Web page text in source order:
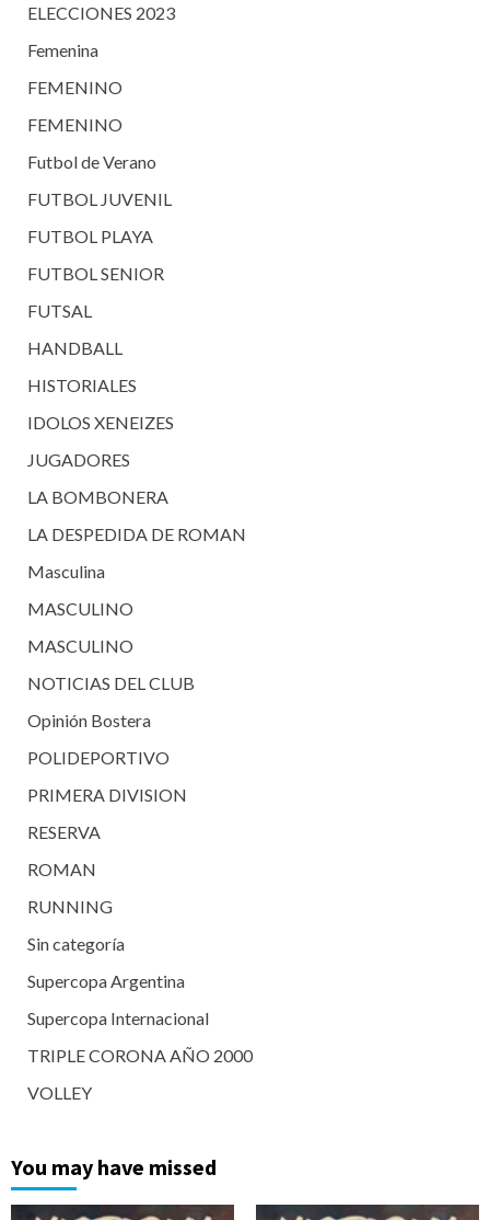
ELECCIONES 2023
Femenina
FEMENINO
FEMENINO
Futbol de Verano
FUTBOL JUVENIL
FUTBOL PLAYA
FUTBOL SENIOR
FUTSAL
HANDBALL
HISTORIALES
IDOLOS XENEIZES
JUGADORES
LA BOMBONERA
LA DESPEDIDA DE ROMAN
Masculina
MASCULINO
MASCULINO
NOTICIAS DEL CLUB
Opinión Bostera
POLIDEPORTIVO
PRIMERA DIVISION
RESERVA
ROMAN
RUNNING
Sin categoría
Supercopa Argentina
Supercopa Internacional
TRIPLE CORONA AÑO 2000
VOLLEY
You may have missed